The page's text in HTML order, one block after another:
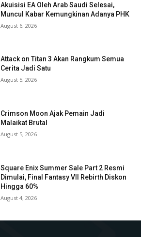
Akuisisi EA Oleh Arab Saudi Selesai,
Muncul Kabar Kemungkinan Adanya PHK
August 6, 2026
Attack on Titan 3 Akan Rangkum Semua
Cerita Jadi Satu
August 5, 2026
Crimson Moon Ajak Pemain Jadi
Malaikat Brutal
August 5, 2026
Square Enix Summer Sale Part 2 Resmi
Dimulai, Final Fantasy VII Rebirth Diskon
Hingga 60%
August 4, 2026